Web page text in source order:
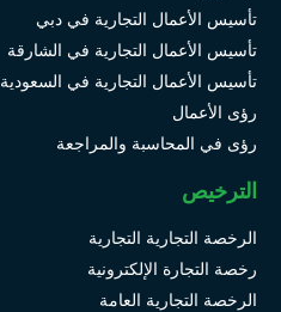
تأسيس الأعمال التجارية في دبي
تأسيس الأعمال التجارية في الشارقة
تأسيس الأعمال التجارية في السعودية
رؤى الأعمال
رؤى في المحاسبة والمراجعة
الترخيص
الرخصة التجارية التجارية
رخصة التجارة الإلكترونية
الرخصة التجارية العامة